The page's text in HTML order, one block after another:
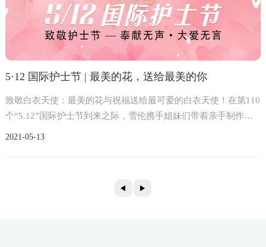
5·12 国际护士节 | 最美的花，送给最美的你
致敬白衣天使：最美的花与祝福送给最可爱的白衣天使！在第110
个“5.12”国际护士节到来之际，雪伦携手姐妹们带着亲手制作的
花束和贺卡，为全国各地的白衣天使送去节日的问候与祝福。
13
2021-05